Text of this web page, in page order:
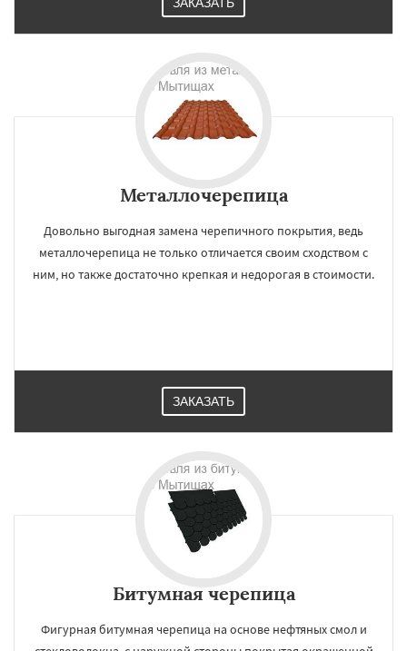
Металлочерепица
Довольно выгодная замена черепичного покрытия, ведь
металлочерепица не только отличается своим сходством с
ним, но также достаточно крепкая и недорогая в стоимости.
ЗАКАЗАТЬ
Битумная черепица
Фигурная битумная черепица на основе нефтяных смол и